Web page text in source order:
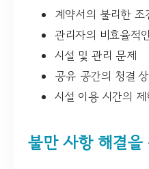
계약서의 불리한 조
관리자의 비효율적
시설 및 관리 문제
공유 공간의 청결
시설 이용 시간의
불만 사항 해결을